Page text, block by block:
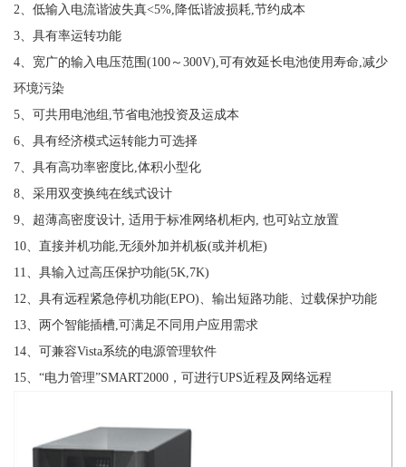
2、低输入电流谐波失真<5%,降低谐波损耗,节约成本
3、具有率运转功能
4、宽广的输入电压范围(100～300V),可有效延长电池使用寿命,减少
环境污染
5、可共用电池组,节省电池投资及运成本
6、具有经济模式运转能力可选择
7、具有高功率密度比,体积小型化
8、采用双变换纯在线式设计
9、超薄高密度设计, 适用于标准网络机柜内, 也可站立放置
10、直接并机功能,无须外加并机板(或并机柜)
11、具输入过高压保护功能(5K,7K)
12、具有远程紧急停机功能(EPO)、输出短路功能、过载保护功能
13、两个智能插槽,可满足不同用户应用需求
14、可兼容Vista系统的电源管理软件
15、“电力管理”SMART2000，可进行UPS近程及网络远程